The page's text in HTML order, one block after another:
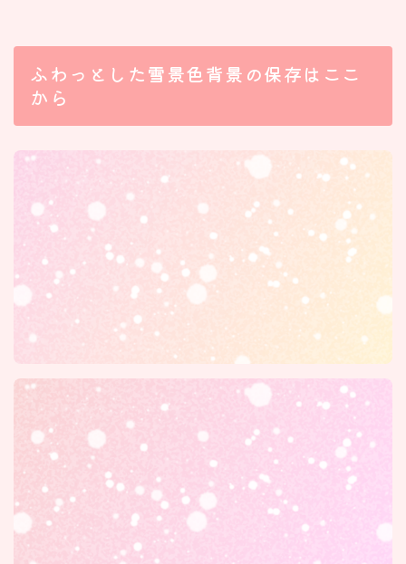
ふわっとした雪景色背景の保存はここ
から